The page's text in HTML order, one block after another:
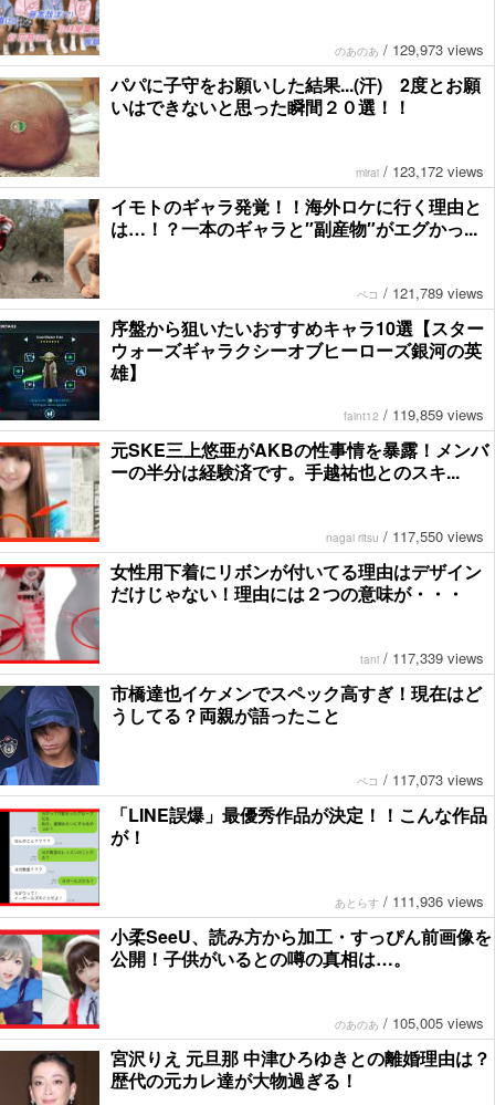
のあのあ / 129,973 views
パパに子守をお願いした結果...(汗) 2度とお願
いはできないと思った瞬間２０選！！
mirai / 123,172 views
イモトのギャラ発覚！！海外ロケに行く理由と
は…！？一本のギャラと″副産物″がエグかっ...
ペコ / 121,789 views
序盤から狙いたいおすすめキャラ10選【スター
ウォーズギャラクシーオブヒーローズ銀河の英
雄】
faint12 / 119,859 views
元SKE三上悠亜がAKBの性事情を暴露！メンバ
ーの半分は経験済です。手越祐也とのスキ...
nagai ritsu / 117,550 views
女性用下着にリボンが付いてる理由はデザイン
だけじゃない！理由には２つの意味が・・・
tani / 117,339 views
市橋達也イケメンでスペック高すぎ！現在はど
うしてる？両親が語ったこと
ペコ / 117,073 views
「LINE誤爆」最優秀作品が決定！！こんな作品
が！
あとらす / 111,936 views
小柔SeeU、読み方から加工・すっぴん前画像を
公開！子供がいるとの噂の真相は…。
のあのあ / 105,005 views
宮沢りえ 元旦那 中津ひろゆきとの離婚理由は？
歴代の元カレ達が大物過ぎる！